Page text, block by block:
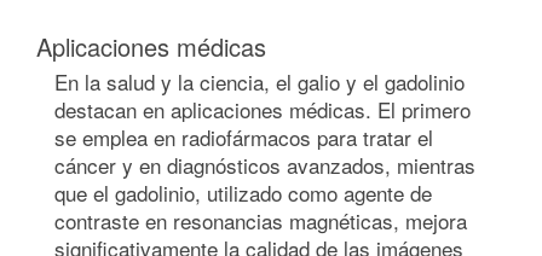
Aplicaciones médicas
En la salud y la ciencia, el galio y el gadolinio
destacan en aplicaciones médicas. El primero
se emplea en radiofármacos para tratar el
cáncer y en diagnósticos avanzados, mientras
que el gadolinio, utilizado como agente de
contraste en resonancias magnéticas, mejora
significativamente la calidad de las imágenes